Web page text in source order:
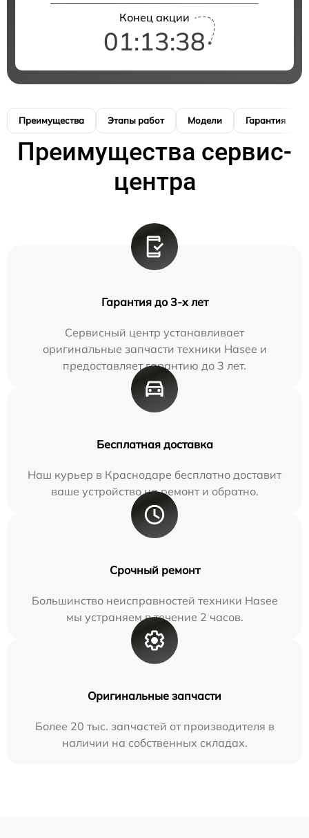
Конец акции
01:13:38
Преимущества Этапы работ Модели Гарантия
Преимущества сервис-
центра
Гарантия до 3-х лет
Сервисный центр устанавливает
оригинальные запчасти техники Hasee и
предоставляет гарантию до 3 лет.
Бесплатная доставка
Наш курьер в Краснодаре бесплатно доставит
ваше устройство на ремонт и обратно.
Срочный ремонт
Большинство неисправностей техники Hasee
мы устраняем в течение 2 часов.
Оригинальные запчасти
Более 20 тыс. запчастей от производителя в
наличии на собственных складах.